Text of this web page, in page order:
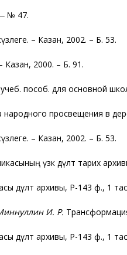
‒ № 47.
– Казан, 2002. – Б. 53.
Казан, 2000. – Б. 91.
пособ. для основной
народного просвещения в
– Казан, 2002. – Б. 53.
үзәк дәүләт тарих
дәүләт архивы, Р-143 ф., 1
И. Р.
дәүләт архивы, Р-143 ф., 1